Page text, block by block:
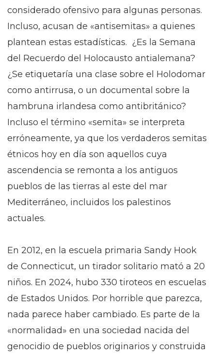
considerado ofensivo para algunas personas.
Incluso, acusan de «antisemitas» a quienes
plantean estas estadísticas. ¿Es la Semana
del Recuerdo del Holocausto antialemana?
¿Se etiquetaría una clase sobre el Holodomar
como antirrusa, o un documental sobre la
hambruna irlandesa como antibritánico?
Incluso el término «semita» se interpreta
erróneamente, ya que los verdaderos semitas
étnicos hoy en día son aquellos cuya
ascendencia se remonta a los antiguos
pueblos de las tierras al este del mar
Mediterráneo, incluidos los palestinos
actuales.
En 2012, en la escuela primaria Sandy Hook
de Connecticut, un tirador solitario mató a 20
niños. En 2024, hubo 330 tiroteos en escuelas
de Estados Unidos. Por horrible que parezca,
nada parece haber cambiado. Es parte de la
«normalidad» en una sociedad nacida del
genocidio de pueblos originarios y construida